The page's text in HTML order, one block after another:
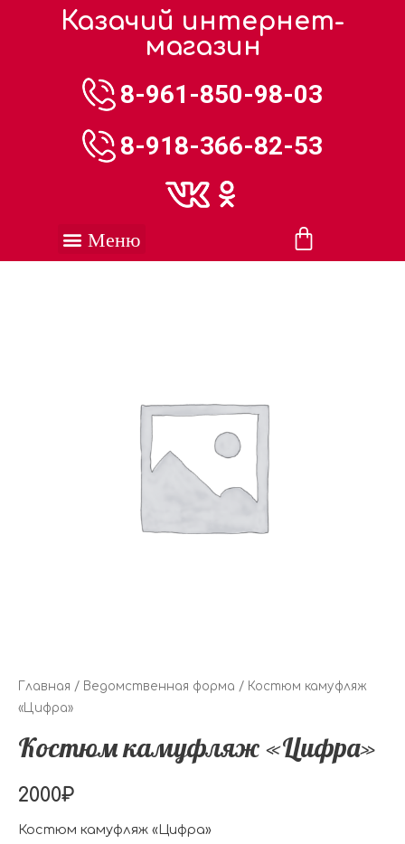
Казачий интернет-
магазин
8-961-850-98-03
8-918-366-82-53
Главная / Ведомственная форма / Костюм камуфляж
«Цифра»
Костюм камуфляж «Цифра»
2000₽
Костюм камуфляж «Цифра»